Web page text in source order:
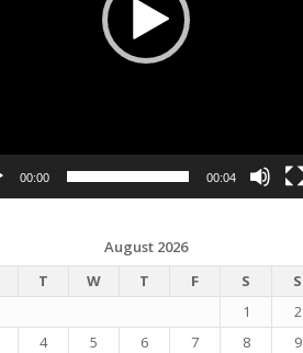
00:00 00:04
August 2026
T W T F S
S
1
2
4 5 6 7 8
9